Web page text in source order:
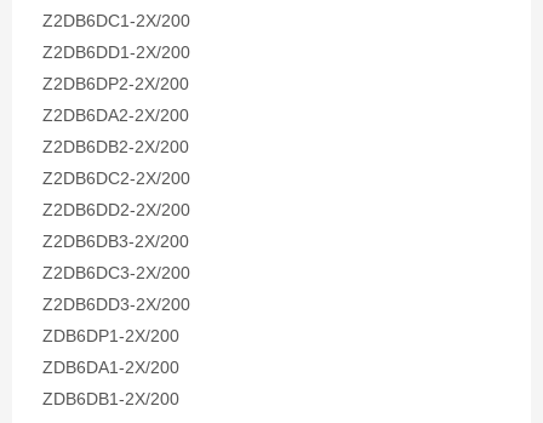
Z2DB6DC1-2X/200
Z2DB6DD1-2X/200
Z2DB6DP2-2X/200
Z2DB6DA2-2X/200
Z2DB6DB2-2X/200
Z2DB6DC2-2X/200
Z2DB6DD2-2X/200
Z2DB6DB3-2X/200
Z2DB6DC3-2X/200
Z2DB6DD3-2X/200
ZDB6DP1-2X/200
ZDB6DA1-2X/200
ZDB6DB1-2X/200